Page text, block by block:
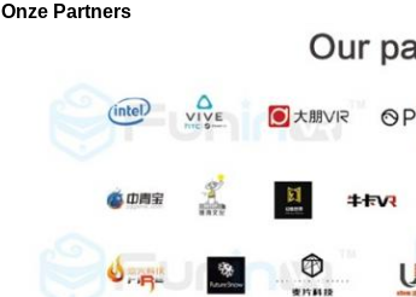
Onze Partners